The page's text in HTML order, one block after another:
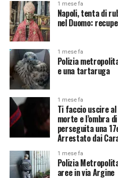
1 mese fa
Napoli, tenta di
nel Duomo:
1 mese fa
Polizia
e una tartaruga
1 mese fa
Ti faccio uscire
morte e l’ombra
perseguita una
Arrestato dai
1 mese fa
Polizia
aree in via Argine